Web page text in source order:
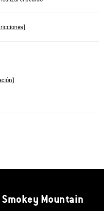
)
)
Mountain